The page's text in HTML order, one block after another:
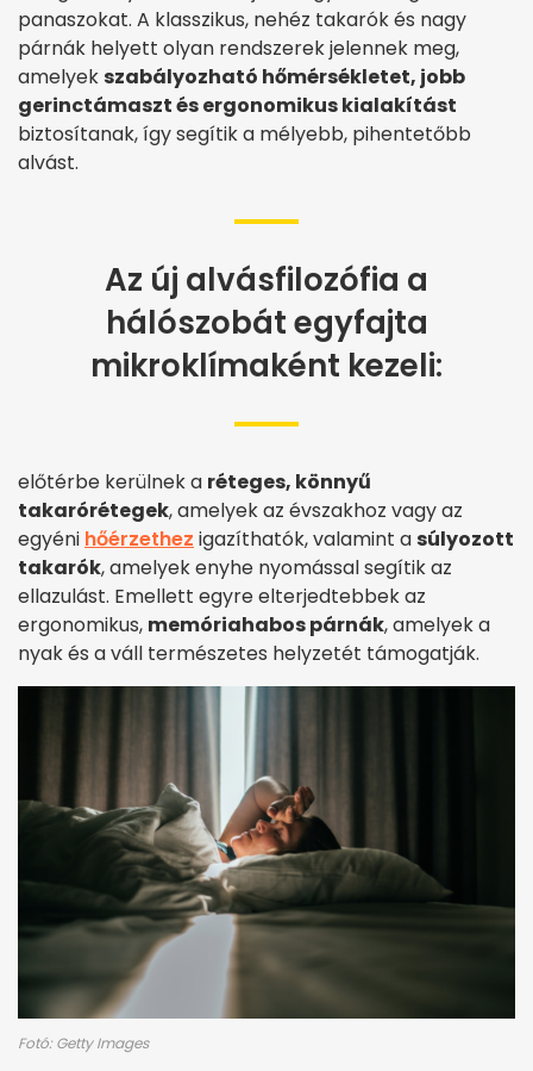
panaszokat. A klasszikus, nehéz takarók és nagy
párnák helyett olyan rendszerek jelennek meg,
amelyek szabályozható hőmérsékletet, jobb
gerinctámaszt és ergonomikus kialakítást
biztosítanak, így segítik a mélyebb, pihentetőbb
alvást.
Az új alvásfilozófia a
hálószobát egyfajta
mikroklímaként kezeli:
előtérbe kerülnek a réteges, könnyű
takarórétegek, amelyek az évszakhoz vagy az
egyéni hőérzethez igazíthatók, valamint a súlyozott
takarók, amelyek enyhe nyomással segítik az
ellazulást. Emellett egyre elterjedtebbek az
ergonomikus, memóriahabos párnák, amelyek a
nyak és a váll természetes helyzetét támogatják.
Fotó: Getty Images